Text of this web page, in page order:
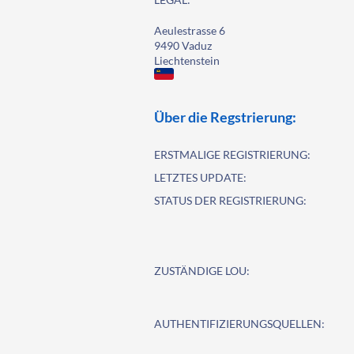
Aeulestrasse 6
9490 Vaduz
Liechtenstein
Über die Regstrierung:
ERSTMALIGE REGISTRIERUNG:
LETZTES UPDATE:
STATUS DER REGISTRIERUNG:
ZUSTÄNDIGE LOU:
AUTHENTIFIZIERUNGSQUELLEN: